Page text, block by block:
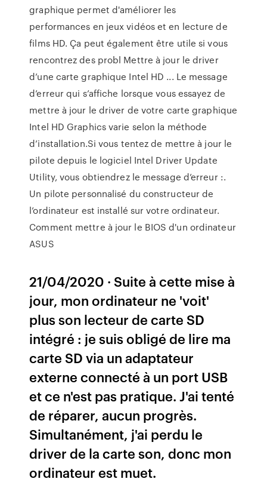
graphique permet d'améliorer les
performances en jeux vidéos et en lecture de
films HD. Ça peut également être utile si vous
rencontrez des probl Mettre à jour le driver
d’une carte graphique Intel HD ... Le message
d’erreur qui s’affiche lorsque vous essayez de
mettre à jour le driver de votre carte graphique
Intel HD Graphics varie selon la méthode
d’installation.Si vous tentez de mettre à jour le
pilote depuis le logiciel Intel Driver Update
Utility, vous obtiendrez le message d’erreur :.
Un pilote personnalisé du constructeur de
l’ordinateur est installé sur votre ordinateur.
Comment mettre à jour le BIOS d'un ordinateur
ASUS
21/04/2020 · Suite à cette mise à
jour, mon ordinateur ne 'voit'
plus son lecteur de carte SD
intégré : je suis obligé de lire ma
carte SD via un adaptateur
externe connecté à un port USB
et ce n'est pas pratique. J'ai tenté
de réparer, aucun progrès.
Simultanément, j'ai perdu le
driver de la carte son, donc mon
ordinateur est muet.